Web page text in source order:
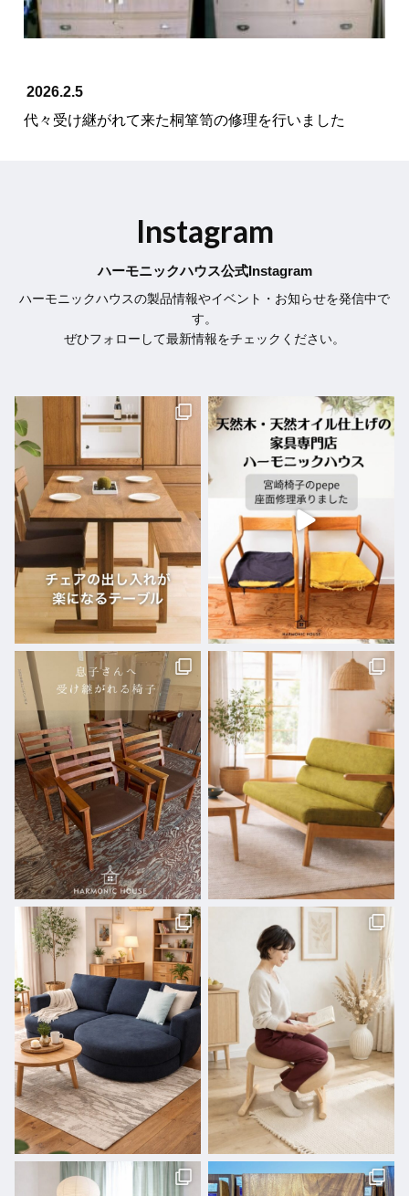
2026.2.5
代々受け継がれて来た桐箪笥の修理を行いました
Instagram
ハーモニックハウス公式Instagram
ハーモニックハウスの製品情報やイベント・お知らせを発信中で
す。
ぜひフォローして最新情報をチェックください。